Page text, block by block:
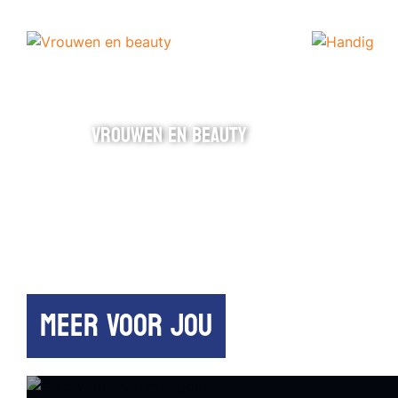
VROUWEN EN BEAUTY
MEER VOOR JOU